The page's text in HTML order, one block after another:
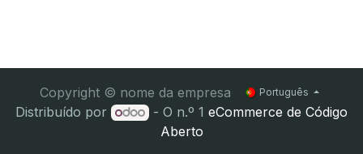
Copyright © nome da empresa Português
Distribuído por - O n.º 1 eCommerce de Código
Aberto